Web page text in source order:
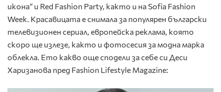
икона“ и Red Fashion Party, както и на Sofia Fashion
Week. Красавицата е снимала за популярен български
телевизионен сериал, европейска реклама, която
скоро ще излезе, както и фотосесия за модна марка
облекла. Ето какво още сподели за себе си Деси
Харизанова пред Fashion Lifestyle Magazine: